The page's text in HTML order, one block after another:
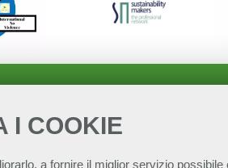
I COOKIE
a fornire il miglior servizio